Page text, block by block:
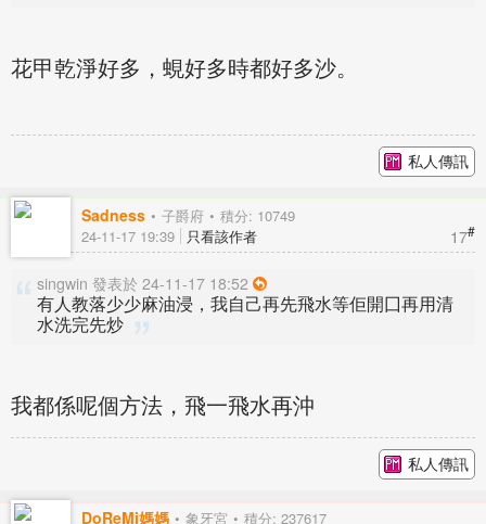
花甲乾淨好多，蜆好多時都好多沙。
私人傳訊
Sadness 子爵府 積分: 10749
17#
24-11-17 19:39 只看該作者
singwin 發表於 24-11-17 18:52
有人教落少少麻油浸，我自己再先飛水等佢開囗再用清
水洗完先炒
我都係呢個方法，飛一飛水再沖
私人傳訊
DoReMi媽媽 象牙宮 積分: 237617